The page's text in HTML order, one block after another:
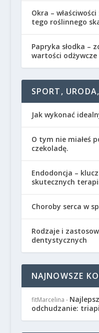
Okra –
tego roślinnego
Papryka słodka –
wartości odżywcze
SPORT,
Jak wykonać
O tym nie miałeś
czekoladę.
Endodoncja –
skutecznych
Choroby serca w
Rodzaje i
dentystycznych
NAJNOWSZE
fitMarcelina -
odchudzanie: